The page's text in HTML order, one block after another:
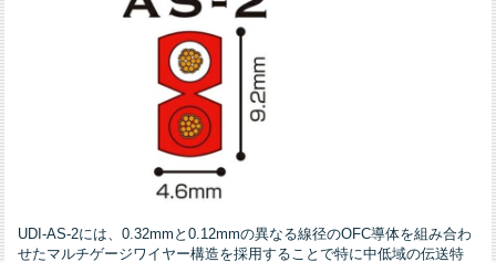
UDI-AS-2には、0.32mmと0.12mmの異なる線径のOFC導体を組み合わ
せたマルチゲージワイヤー構造を採用することで特に中低域の伝送特